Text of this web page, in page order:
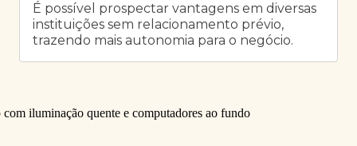
É possível prospectar vantagens em diversas
instituições sem relacionamento prévio,
trazendo mais autonomia para o negócio.